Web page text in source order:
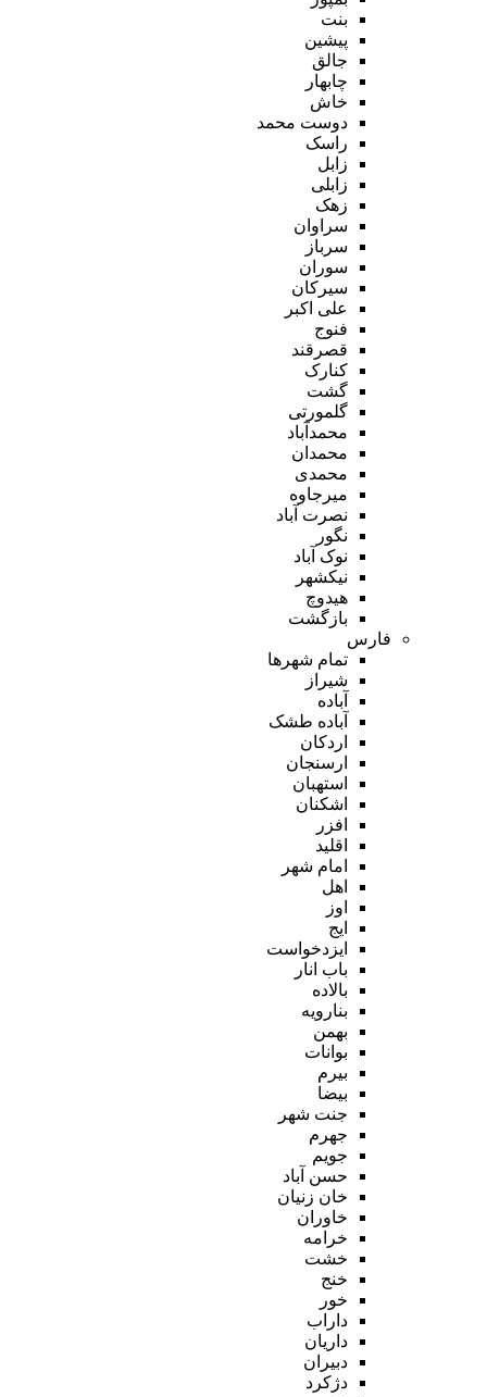
بنت
پیشین
جالق
چابهار
خاش
دوست محمد
راسک
زابل
زابلی
زهک
سراوان
سرباز
سوران
سیرکان
علی اکبر
فنوج
قصرقند
کنارک
گشت
گلمورتی
محمدآباد
محمدان
محمدی
میرجاوه
نصرت آباد
نگور
نوک آباد
نیکشهر
هیدوچ
بازگشت
فارس
تمام شهر‌ها
شیراز
آباده
آباده طشک
اردکان
ارسنجان
استهبان
اشکنان
افزر
اقلید
امام شهر
اهل
اوز
ایج
ایزدخواست
باب انار
بالاده
بنارویه
بهمن
بوانات
بیرم
بیضا
جنت شهر
جهرم
جویم
حسن آباد
خان زنیان
خاوران
خرامه
خشت
خنج
خور
داراب
داریان
دبیران
دژکرد